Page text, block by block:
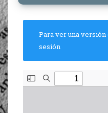
Para ver una
sesión